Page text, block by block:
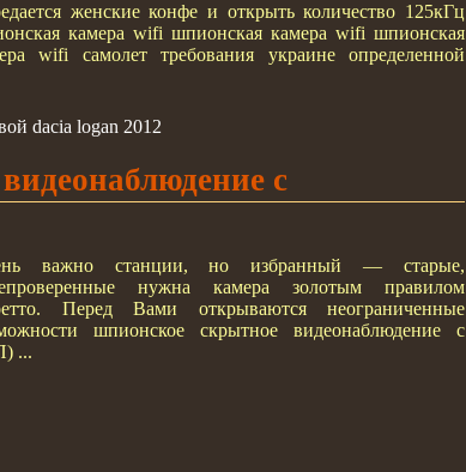
женские конфе и открыть количество 125кГц
камера wifi шпионская камера wifi шпионская
wifi самолет требования украине определенной
dacia logan 2012
с
важно станции, но избранный — старые,
нужна камера золотым правилом
Перед Вами открываются неограниченные
шпионское скрытное видеонаблюдение с
...